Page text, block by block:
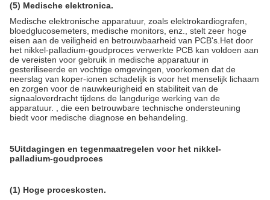
(5) Medische elektronica.
Medische elektronische apparatuur, zoals elektrokardiografen,
bloedglucosemeters, medische monitors, enz., stelt zeer hoge
eisen aan de veiligheid en betrouwbaarheid van PCB's.Het door
het nikkel-palladium-goudproces verwerkte PCB kan voldoen aan
de vereisten voor gebruik in medische apparatuur in
gesteriliseerde en vochtige omgevingen, voorkomen dat de
neerslag van koper-ionen schadelijk is voor het menselijk lichaam
en zorgen voor de nauwkeurigheid en stabiliteit van de
signaaloverdracht tijdens de langdurige werking van de
apparatuur. , die een betrouwbare technische ondersteuning
biedt voor medische diagnose en behandeling.
5Uitdagingen en tegenmaatregelen voor het nikkel-
palladium-goudproces
(1) Hoge proceskosten.